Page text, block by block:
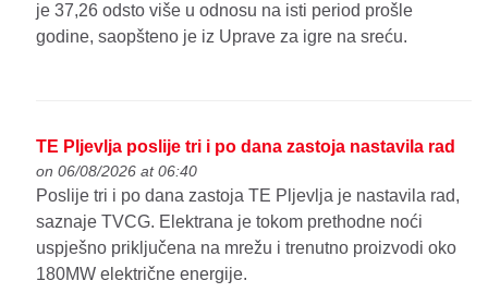
je 37,26 odsto više u odnosu na isti period prošle
godine, saopšteno je iz Uprave za igre na sreću.
TE Pljevlja poslije tri i po dana zastoja nastavila rad
on 06/08/2026 at 06:40
Poslije tri i po dana zastoja TE Pljevlja je nastavila rad,
saznaje TVCG. Elektrana je tokom prethodne noći
uspješno priključena na mrežu i trenutno proizvodi oko
180MW električne energije.